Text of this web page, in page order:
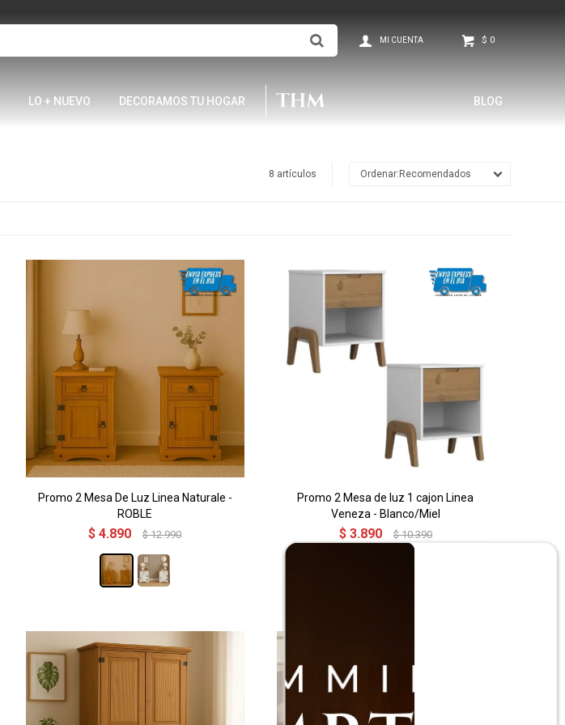
LO + NUEVO DECORAMOS TU HOGAR BLOG
$ 0
8 artículos Recomendados
Promo 2 Mesa De Luz Linea Naturale -
ROBLE
$ 4.890 $ 12.990
Promo 2 Mesa de luz 1 cajon Linea
Veneza - Blanco/Miel
$ 3.890 $ 10.390